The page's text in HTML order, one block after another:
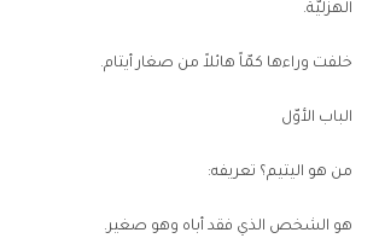
الهزليّة.
خلفت وراءها كمّاً هائلاً من صغار أيتام.
الباب الأوّل
من هو اليتيم؟ تعريفه:
هو الشخص الذي فقد أباه وهو صغير.